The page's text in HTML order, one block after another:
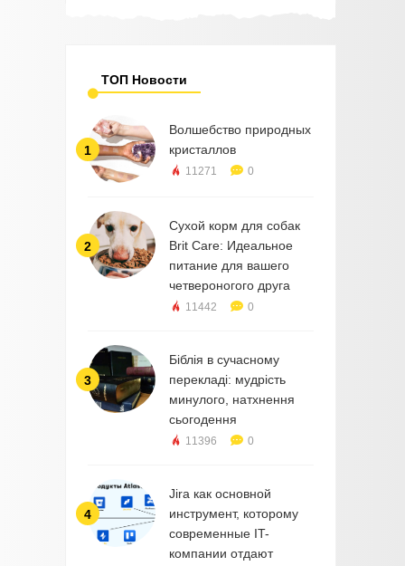
ТОП Новости
1
Волшебство природных
кристаллов
11271 0
2
Сухой корм для собак
Brit Care: Идеальное
питание для вашего
четвероногого друга
11442 0
3
Біблія в сучасному
перекладі: мудрість
минулого, натхнення
сьогодення
11396 0
4
Jira как основной
инструмент, которому
современные IT-
компании отдают